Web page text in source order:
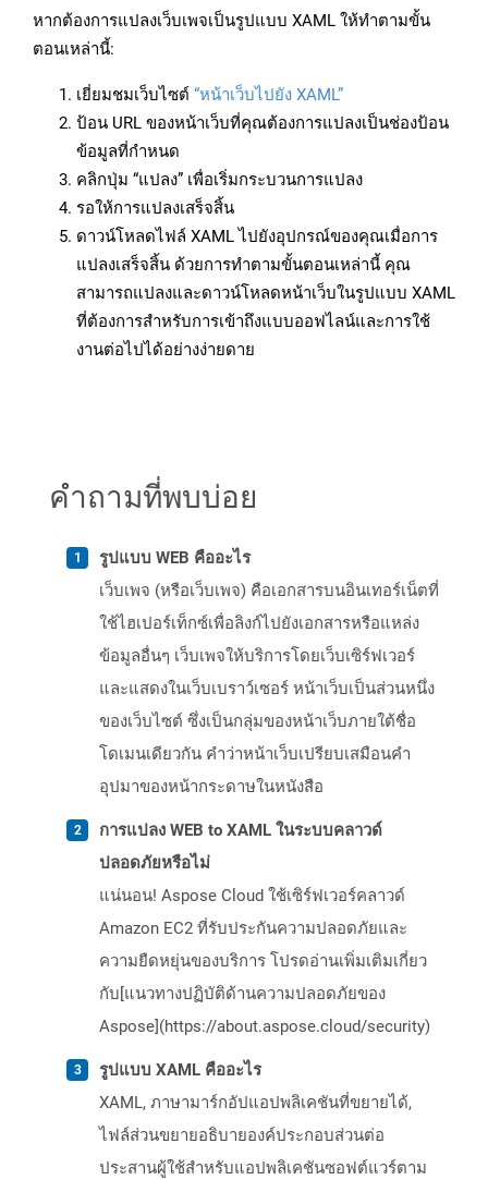
หากต้องการแปลงเว็บเพจเป็นรูปแบบ XAML ให้ทำตามขั้น
ตอนเหล่านี้:
เยี่ยมชมเว็บไซต์ “หน้าเว็บไปยัง XAML”
ป้อน URL ของหน้าเว็บที่คุณต้องการแปลงเป็นช่องป้อน
ข้อมูลที่กำหนด
คลิกปุ่ม “แปลง” เพื่อเริ่มกระบวนการแปลง
รอให้การแปลงเสร็จสิ้น
ดาวน์โหลดไฟล์ XAML ไปยังอุปกรณ์ของคุณเมื่อการ
แปลงเสร็จสิ้น ด้วยการทำตามขั้นตอนเหล่านี้ คุณ
สามารถแปลงและดาวน์โหลดหน้าเว็บในรูปแบบ XAML
ที่ต้องการสำหรับการเข้าถึงแบบออฟไลน์และการใช้
งานต่อไปได้อย่างง่ายดาย
คำถามที่พบบ่อย
รูปแบบ WEB คืออะไร
เว็บเพจ (หรือเว็บเพจ) คือเอกสารบนอินเทอร์เน็ตที่
ใช้ไฮเปอร์เท็กซ์เพื่อลิงก์ไปยังเอกสารหรือแหล่ง
ข้อมูลอื่นๆ เว็บเพจให้บริการโดยเว็บเซิร์ฟเวอร์
และแสดงในเว็บเบราว์เซอร์ หน้าเว็บเป็นส่วนหนึ่ง
ของเว็บไซต์ ซึ่งเป็นกลุ่มของหน้าเว็บภายใต้ชื่อ
โดเมนเดียวกัน คำว่าหน้าเว็บเปรียบเสมือนคำ
อุปมาของหน้ากระดาษในหนังสือ
การแปลง WEB to XAML ในระบบคลาวด์
ปลอดภัยหรือไม่
แน่นอน! Aspose Cloud ใช้เซิร์ฟเวอร์คลาวด์
Amazon EC2 ที่รับประกันความปลอดภัยและ
ความยืดหยุ่นของบริการ โปรดอ่านเพิ่มเติมเกี่ยว
กับ[แนวทางปฏิบัติด้านความปลอดภัยของ
Aspose](https://about.aspose.cloud/security)
รูปแบบ XAML คืออะไร
XAML, ภาษามาร์กอัปแอปพลิเคชันที่ขยายได้,
ไฟล์ส่วนขยายอธิบายองค์ประกอบส่วนต่อ
ประสานผู้ใช้สำหรับแอปพลิเคชันซอฟต์แวร์ตาม